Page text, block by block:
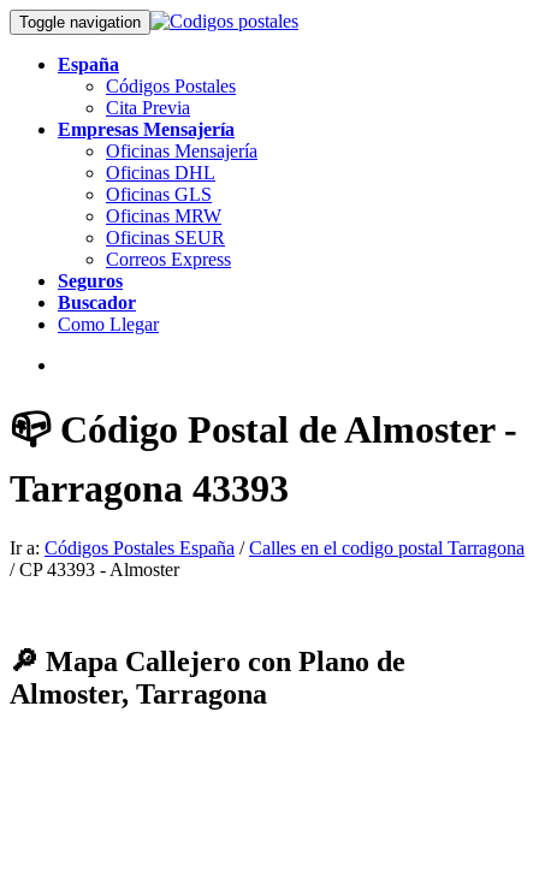
Toggle navigation
España
Códigos Postales
Cita Previa
Empresas Mensajería
Oficinas Mensajería
Oficinas DHL
Oficinas GLS
Oficinas MRW
Oficinas SEUR
Correos Express
Seguros
Buscador
Como Llegar
📪 Código Postal de Almoster -
Tarragona 43393
Ir a: Códigos Postales España /Calles en el codigo postal Tarragona
/ CP 43393 - Almoster
🔎 Mapa Callejero con Plano de
Almoster, Tarragona